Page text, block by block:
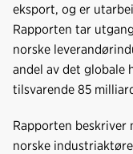
eksport, og er
Rapporten tar
norske
andel av det globale
tilsvarende 85
Rapporten
norske